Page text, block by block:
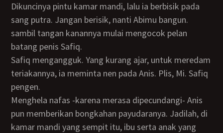
Dikuncinya pintu kamar mandi, lalu ia berbisik pada
sang putra. Jangan berisik, nanti Abimu bangun.
sambil tangan kanannya mulai mengocok pelan
batang penis Safiq.
Safiq mengangguk. Yang kurang ajar, untuk meredam
teriakannya, ia meminta nen pada Anis. Plis, Mi. Safiq
pengen.
Menghela nafas -karena merasa dipecundangi- Anis
pun memberikan bongkahan payudaranya. Jadilah, di
kamar mandi yang sempit itu, ibu serta anak yang